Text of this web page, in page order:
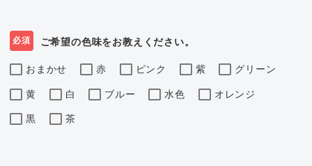
必須 ご希望の色味をお教えください。
おまかせ 赤 ピンク 紫 グリーン
黄 白 ブルー 水色 オレンジ
黒 茶